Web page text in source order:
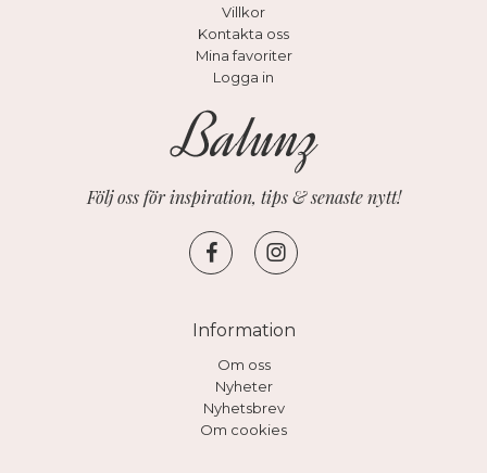
Villkor
Kontakta oss
Mina favoriter
Logga in
Följ oss för inspiration, tips & senaste nytt!
Information
Om oss
Nyheter
Nyhetsbrev
Om cookies